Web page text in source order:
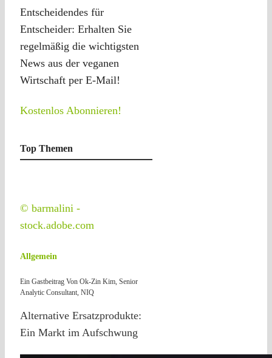
Entscheidendes für
Entscheider: Erhalten Sie
regelmäßig die wichtigsten
News aus der veganen
Wirtschaft per E-Mail!
Kostenlos Abonnieren!
Top Themen
© barmalini -
stock.adobe.com
Allgemein
Ein Gastbeitrag Von Ok-Zin Kim, Senior
Analytic Consultant, NIQ
Alternative Ersatzprodukte:
Ein Markt im Aufschwung